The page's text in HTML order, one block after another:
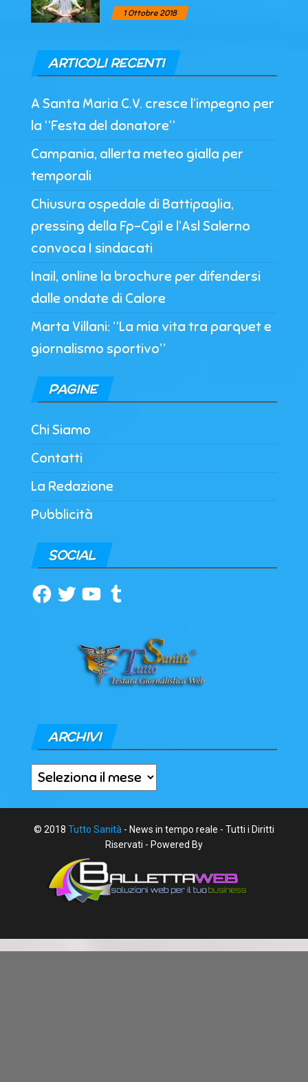
1 Ottobre 2018
ARTICOLI RECENTI
A Santa Maria C.V. cresce l’impegno per
la “Festa del donatore”
Campania, allerta meteo gialla per
temporali
Chiusura ospedale di Battipaglia,
pressing della Fp-Cgil e l’Asl Salerno
convoca I sindacati
Inail, online la brochure per difendersi
dalle ondate di Calore
Marta Villani: “La mia vita tra parquet e
giornalismo sportivo”
PAGINE
Chi Siamo
Contatti
La Redazione
Pubblicità
SOCIAL
Facebook
TwitterYouTubeTumblr
ARCHIVI
Archivi
© 2018 Tutto Sanità - News in tempo reale - Tutti i Diritti
Riservati - Powered By